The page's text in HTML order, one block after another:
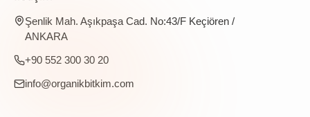
Şenlik Mah. Aşıkpaşa Cad. No:43/F Keçiören /
ANKARA
+90 552 300 30 20
info@organikbitkim.com